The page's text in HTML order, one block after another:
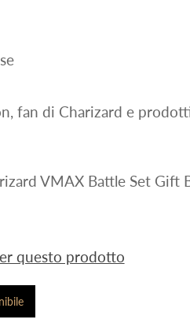
fan di Charizard e
VMAX Battle Set Gift
questo prodotto